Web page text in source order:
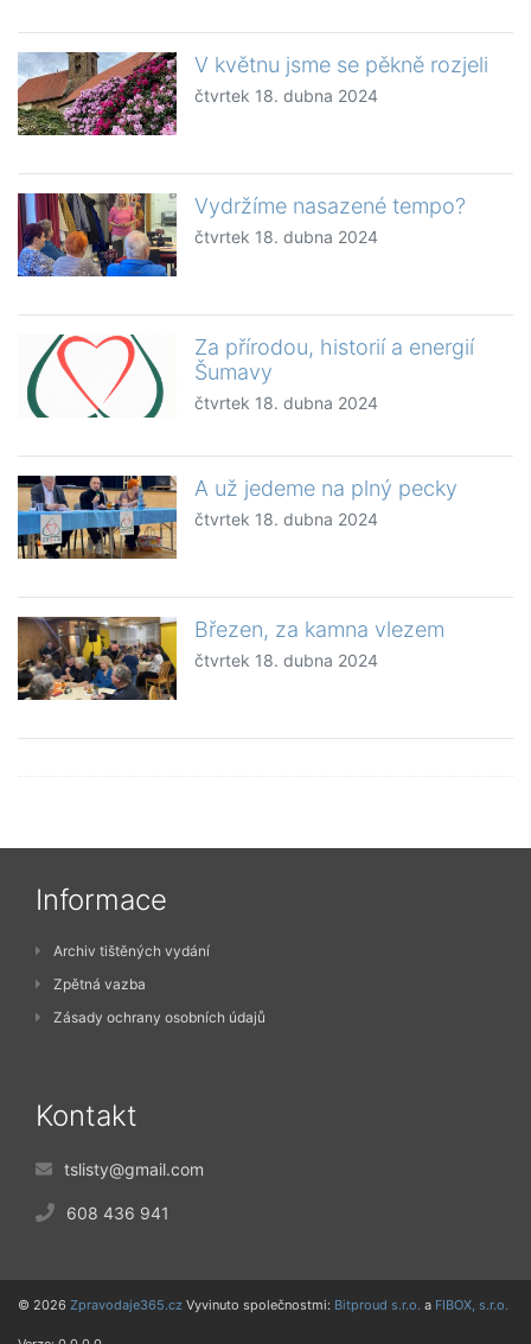
V květnu jsme se pěkně rozjeli
čtvrtek 18. dubna 2024
Vydržíme nasazené tempo?
čtvrtek 18. dubna 2024
Za přírodou, historií a energií
Šumavy
čtvrtek 18. dubna 2024
A už jedeme na plný pecky
čtvrtek 18. dubna 2024
Březen, za kamna vlezem
čtvrtek 18. dubna 2024
Informace
Archiv tištěných vydání
Zpětná vazba
Zásady ochrany osobních údajů
Kontakt
tslisty@gmail.com
608 436 941
© 2026 Zpravodaje365.cz Vyvinuto společnostmi: Bitproud s.r.o. a FIBOX, s.r.o.